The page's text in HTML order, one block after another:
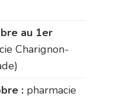
au 1er
Charignon-
: pharmacie